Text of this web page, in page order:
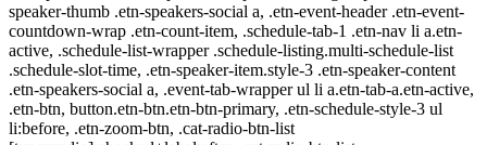
speaker-thumb .etn-speakers-social a, .etn-event-header .etn-event-
countdown-wrap .etn-count-item, .schedule-tab-1 .etn-nav li a.etn-
active, .schedule-list-wrapper .schedule-listing.multi-schedule-list
.schedule-slot-time, .etn-speaker-item.style-3 .etn-speaker-content
.etn-speakers-social a, .event-tab-wrapper ul li a.etn-tab-a.etn-active,
.etn-btn, button.etn-btn.etn-btn-primary, .etn-schedule-style-3 ul
li:before, .etn-zoom-btn, .cat-radio-btn-list